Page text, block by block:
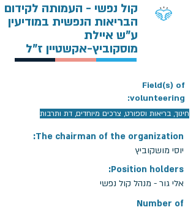
קול נפשי - העמותה לקידום
הבריאות הנפשית במודיעין
ע"ש איילת
מוסקוביץ-אקשטיין ז"ל
Field(s) of
volunteering:
חינוך, בריאות וספורט, צרכים מיוחדים, דת ותרבות
The chairman of the organization:
יוסי מושקוביץ
Position holders:
אלי גור - מנהל קול נפשי
Number of